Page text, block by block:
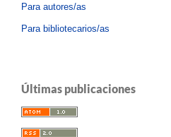
Para autores/as
Para bibliotecarios/as
Últimas publicaciones